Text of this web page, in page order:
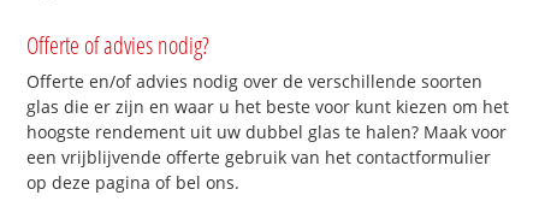
Offerte of advies nodig?
Offerte en/of advies nodig over de verschillende soorten
glas die er zijn en waar u het beste voor kunt kiezen om het
hoogste rendement uit uw dubbel glas te halen? Maak voor
een vrijblijvende offerte gebruik van het contactformulier
op deze pagina of bel ons.